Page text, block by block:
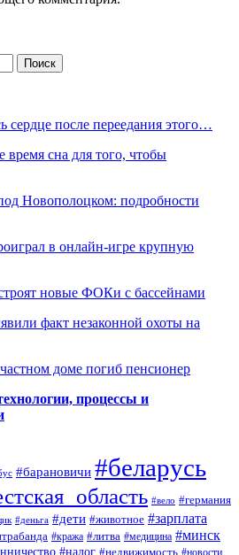
после переедания этого…
сна для того, чтобы
Новополоцком: подробности
в онлайн-игре крупную
новые ФОКи с бассейнами
факт незаконной охоты на
доме погиб пенсионер
процессы и
#барановичи #беларусь
#вело #германия
#деньга #дети #животное #зарплата
#кража #литва #медицина #минск
#налог #недвижимость #новости